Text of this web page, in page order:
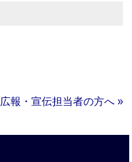
広報・宣伝担当者の方へ »